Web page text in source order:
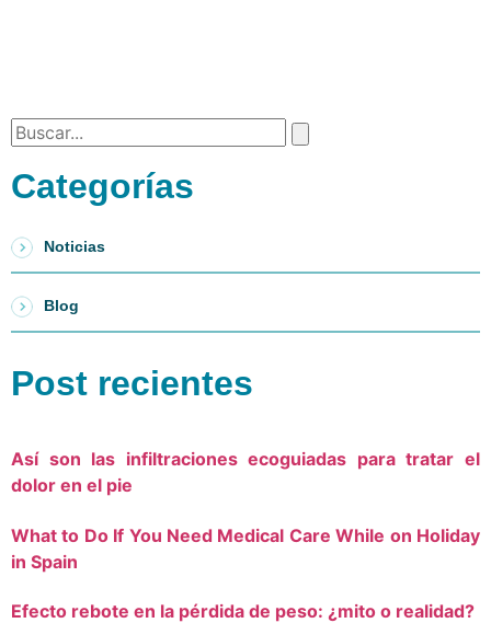
Categorías
Noticias
Blog
Post recientes
Así son las infiltraciones ecoguiadas para tratar el
dolor en el pie
What to Do If You Need Medical Care While on Holiday
in Spain
Efecto rebote en la pérdida de peso: ¿mito o realidad?